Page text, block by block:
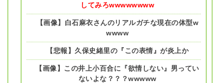
してみろwwwwwwww
【画像】白石麻衣さんのリアルガチな現在の体型w
wwww
【悲報】久保史緒里の『この表情』が炎上か
【画像】この井上小百合に『欲情しない』男ってい
ないよな？？？wwwww